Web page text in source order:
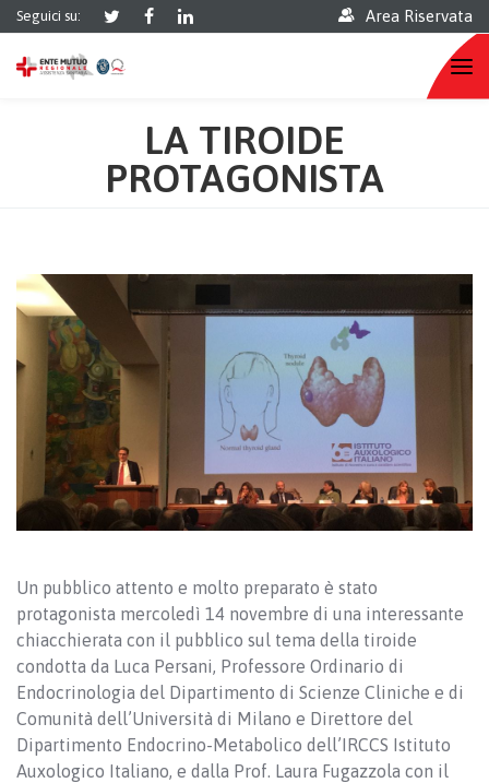
Seguici su: Area Riservata
LA TIROIDE
PROTAGONISTA
Un pubblico attento e molto preparato è stato
protagonista mercoledì 14 novembre di una interessante
chiacchierata con il pubblico sul tema della tiroide
condotta da Luca Persani, Professore Ordinario di
Endocrinologia del Dipartimento di Scienze Cliniche e di
Comunità dell’Università di Milano e Direttore del
Dipartimento Endocrino-Metabolico dell’IRCCS Istituto
Auxologico Italiano, e dalla Prof. Laura Fugazzola con il